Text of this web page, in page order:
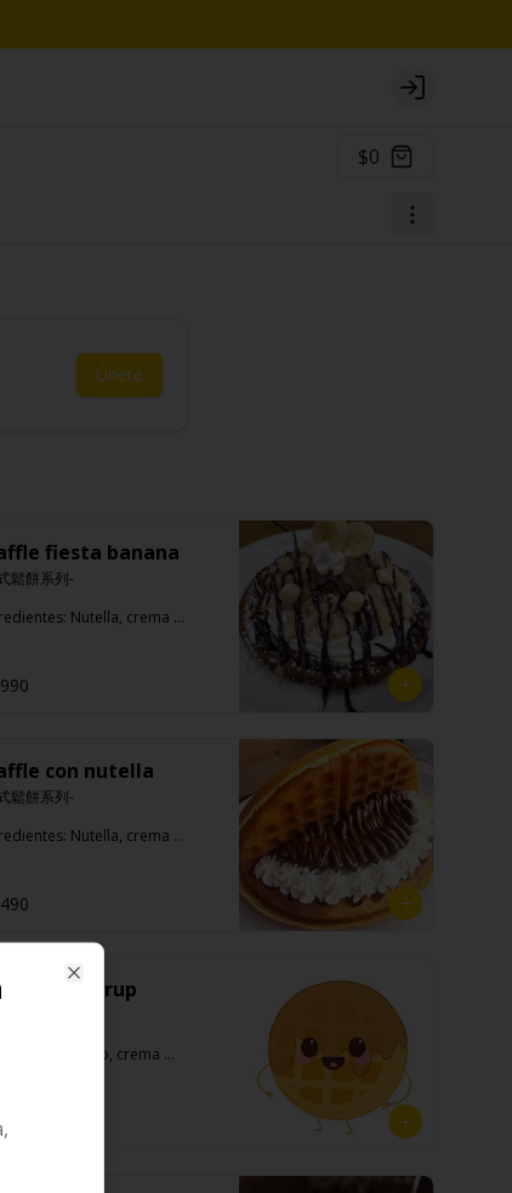
Login
$0
Únete
fiesta banana
鬆餅系列-
Nutella, crema
del chocolate, platano,
flor
con nutella
鬆餅系列-
Nutella, crema
con syrup
Syrup, crema
Close